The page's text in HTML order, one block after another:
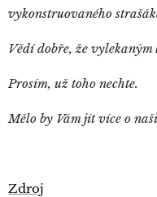
vykonstruovaného
Vědí dobře, že
Prosím, už toho nechte.
Mělo by Vám jít více o
Zdroj